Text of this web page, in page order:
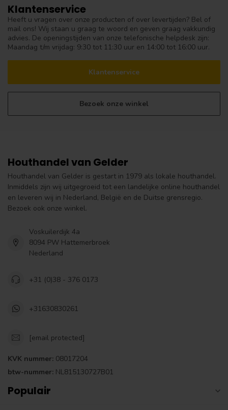
Klantenservice
Heeft u vragen over onze producten of over levertijden? Bel of
mail ons! Wij staan u graag te woord en geven graag vakkundig
advies. De openingstijden van onze telefonische helpdesk zijn:
Maandag t/m vrijdag: 9:30 tot 11:30 uur en 14:00 tot 16:00 uur.
Klantenservice
Bezoek onze winkel
Houthandel van Gelder
Houthandel van Gelder is gestart in 1979 als lokale houthandel.
Inmiddels zijn wij uitgegroeid tot een landelijke online houthandel
en leveren wij in Nederland, België en de Duitse grensregio.
Bezoek ook onze winkel.
Voskuilerdijk 4a
8094 PW Hattemerbroek
Nederland
+31 (0)38 - 376 0173
+31630830261
[email protected]
KVK nummer: 08017204
btw-nummer: NL815130727B01
Populair